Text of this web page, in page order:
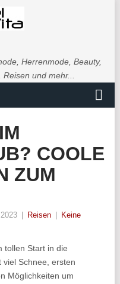
Herrenmode, Beauty,
und mehr...
COOLE
ZUM
Reisen
Keine
tollen Start in die
Schnee, ersten
Möglichkeiten um